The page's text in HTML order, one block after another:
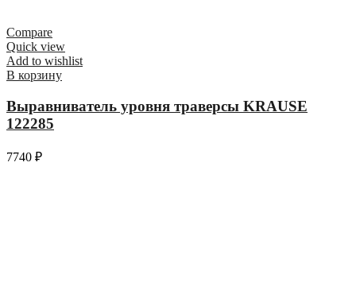
Compare
Quick view
Add to wishlist
В корзину
Выравниватель уровня траверсы KRAUSE
122285
7740 ₽